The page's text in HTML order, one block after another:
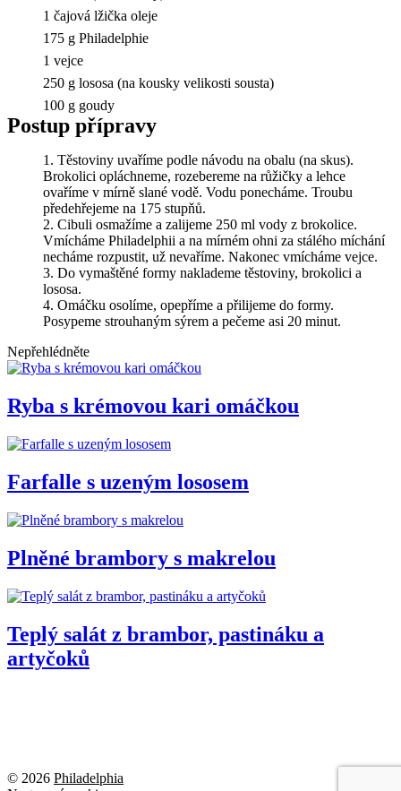
1 čajová lžička oleje
175 g Philadelphie
1 vejce
250 g lososa (na kousky velikosti sousta)
100 g goudy
Postup přípravy
Těstoviny uvaříme podle návodu na obalu (na skus).
Brokolici opláchneme, rozebereme na růžičky a lehce
ovaříme v mírně slané vodě. Vodu ponecháme. Troubu
předehřejeme na 175 stupňů.
Cibuli osmažíme a zalijeme 250 ml vody z brokolice.
Vmícháme Philadelphii a na mírném ohni za stálého míchání
necháme rozpustit, už nevaříme. Nakonec vmícháme vejce.
Do vymaštěné formy naklademe těstoviny, brokolici a
lososa.
Omáčku osolíme, opepříme a přilijeme do formy.
Posypeme strouhaným sýrem a pečeme asi 20 minut.
Nepřehlédněte
Ryba s krémovou kari omáčkou
Farfalle s uzeným lososem
Plněné brambory s makrelou
Teplý salát z brambor, pastináku a
artyčoků
© 2026 Philadelphia